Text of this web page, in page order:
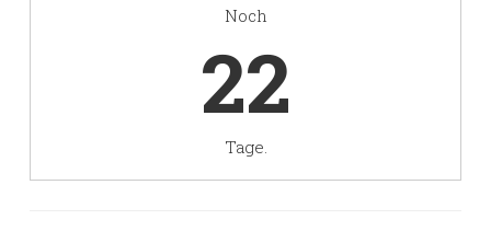
Noch
22
Tage.